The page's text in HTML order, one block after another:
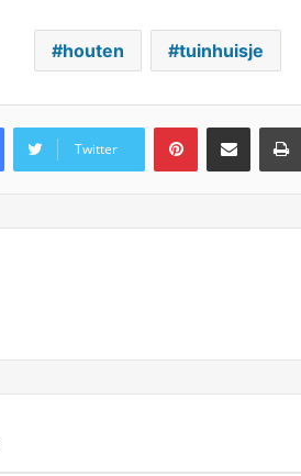
houten tuinhuisje
Twitter
PinterestDeel via Email